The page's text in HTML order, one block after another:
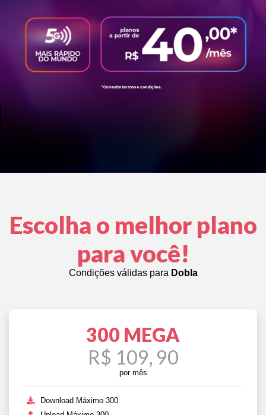
Escolha o melhor plano
para você!
Condições válidas para Dobla
300 MEGA
R$ 109, 90
por mês
Download Máximo 300